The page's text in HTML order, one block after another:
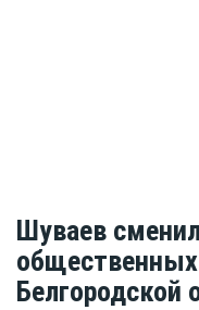
Шуваев
Белгородской